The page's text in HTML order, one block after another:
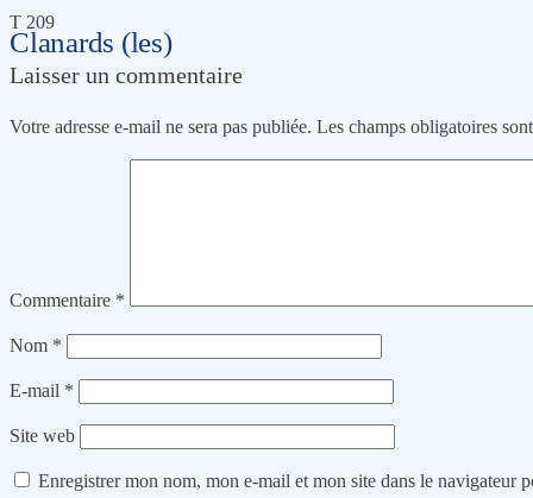
Clanards (les)
T 209
Laisser un commentaire
Votre adresse e-mail ne sera pas publiée. Les champs obligatoires
Commentaire *
Nom *
E-mail *
Site web
Enregistrer mon nom, mon e-mail et mon site dans le navigateur